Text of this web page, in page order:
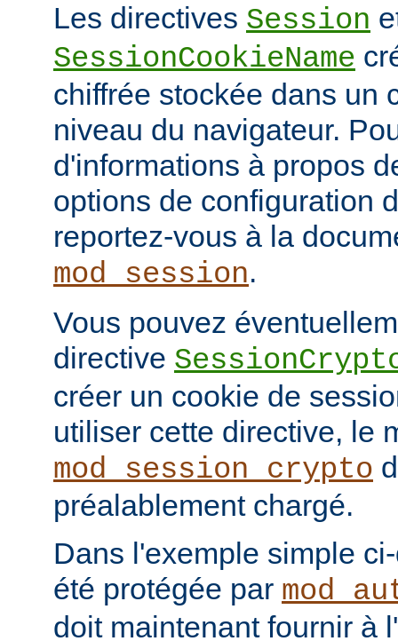
Les directives Session
SessionCookieName
chiffrée stockée dans un
niveau du navigateur.
d'informations à propos
options de configuration
reportez-vous à la
mod_session.
Vous pouvez
directive
créer un cookie de
utiliser cette directive, le
mod_session_crypto
préalablement chargé.
Dans l'exemple simple
été protégée par
doit maintenant fournir à